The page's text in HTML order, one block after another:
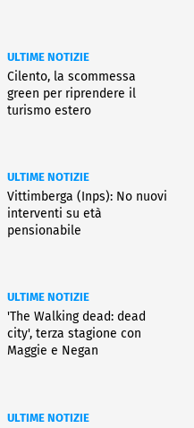
ULTIME NOTIZIE
Cilento, la scommessa
green per riprendere il
turismo estero
ULTIME NOTIZIE
Vittimberga (Inps): No nuovi
interventi su età
pensionabile
ULTIME NOTIZIE
'The Walking dead: dead
city', terza stagione con
Maggie e Negan
ULTIME NOTIZIE